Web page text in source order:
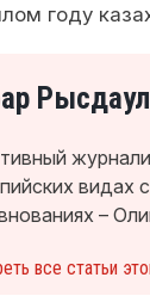
году
видах
–
все статьи